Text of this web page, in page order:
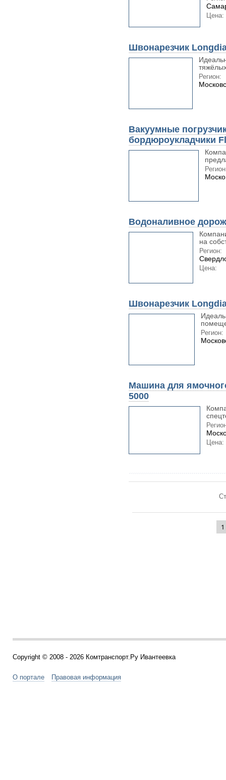
Цена:
Швонарезчик
Регион:
Вакуумные
бордюроукладчики
Водоналивное
на
Регион:
Цена:
Швонарезчик
Регион:
Машина для
5000
Цена:
1
Copyright © 2008 - 2026 Комтранспорт.Ру Ивантеевка
О портале Правовая информация